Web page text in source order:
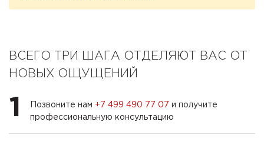
ВСЕГО ТРИ ШАГА ОТДЕЛЯЮТ ВАС ОТ
НОВЫХ ОЩУЩЕНИЙ
1 Позвоните нам +7 499 490 77 07 и получите
профессиональную консультацию